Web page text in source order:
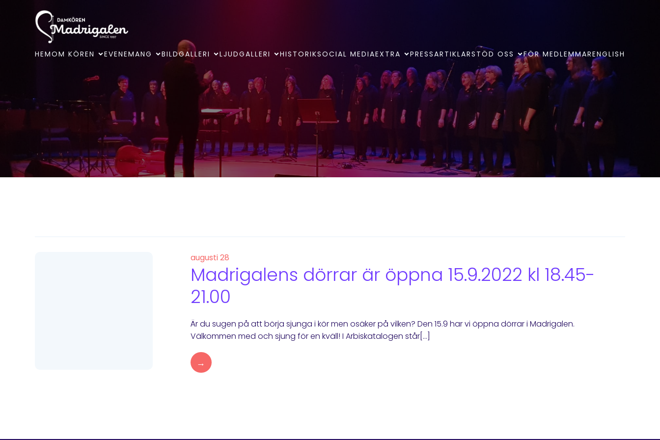
HEMOM KÖREN EVENEMANG BILDGALLERI LJUDGALLERI HISTORIKSOCIAL MEDIAEXTRA PRESSARTIKLARSTÖD OSS FÖR MEDLEMMARENGLISH
augusti 28
Madrigalens dörrar är öppna 15.9.2022 kl 18.45-
21.00
Är du sugen på att börja sjunga i kör men osäker på vilken? Den 15.9 har vi öppna dörrar i Madrigalen.
Välkommen med och sjung för en kväll! I Arbiskatalogen står[…]
→